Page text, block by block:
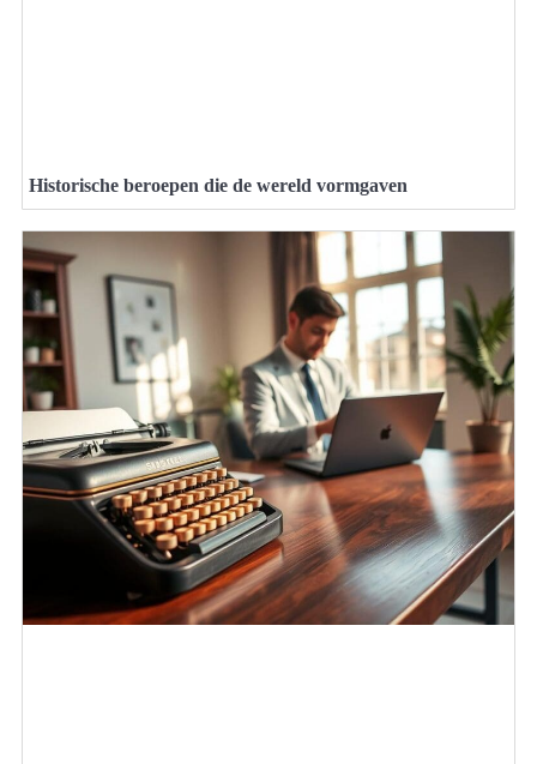
Historische beroepen die de wereld vormgaven